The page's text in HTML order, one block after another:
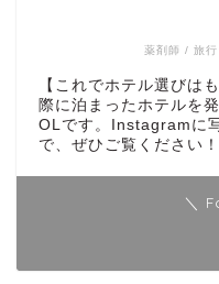
薬剤師 / 旅
【これでホテル選びは
際に泊まったホテルを
OLです。Instagramに
で、ぜひご覧ください！
＼